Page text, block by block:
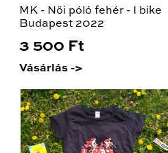
MK - Női póló fehér - I bike
Budapest 2022
3 500 Ft
Vásárlás ->